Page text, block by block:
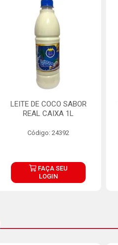
LEITE DE COCO SABOR
REAL CAIXA 1L
Código: 24392
FAÇA SEU
LOGIN